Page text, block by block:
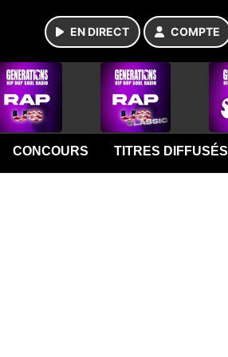
EN DIRECT COMPTE
CONCOURS TITRES DIFFUSÉS